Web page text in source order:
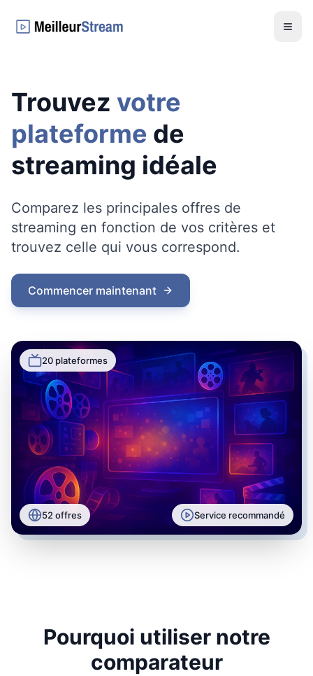
Menu
Trouvez votre
plateforme de
streaming idéale
Comparez les principales offres de
streaming en fonction de vos critères et
trouvez celle qui vous correspond.
Commencer maintenant
20 plateformes
Service recommandé
52 offres
Pourquoi utiliser notre
comparateur